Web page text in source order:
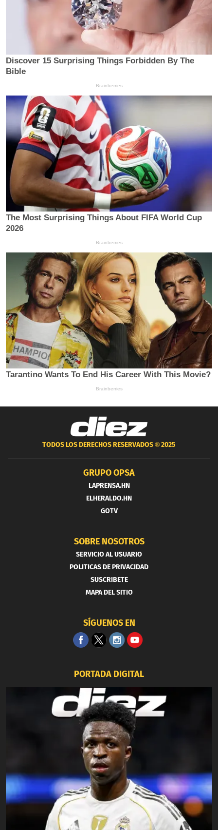
TODOS LOS DERECHOS RESERVADOS ®2025
GRUPO OPSA
LAPRENSA.HN
ELHERALDO.HN
GOTV
SOBRE NOSOTROS
SERVICIO AL USUARIO
POLITICAS DE PRIVACIDAD
SUSCRIBETE
MAPA DEL SITIO
SÍGUENOS EN
PORTADA DIGITAL